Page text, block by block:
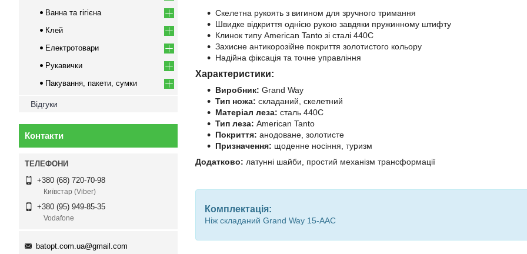
Скелетна рукоять з вигином для зручного тримання
Швидке відкриття однією рукою завдяки пружинному штифту
Клинок типу American Tanto зі сталі 440C
Захисне антикорозійне покриття золотистого кольору
Надійна фіксація та точне управління
Характеристики:
Виробник: Grand Way
Тип ножа: складаний, скелетний
Матеріал леза: сталь 440C
Тип леза: American Tanto
Покриття: анодоване, золотисте
Призначення: щоденне носіння, туризм
Додатково: латунні шайби, простий механізм трансформації
Комплектація:
Ніж складаний Grand Way 15-AAC
Ванна та гігієна
Клей
Електротовари
Рукавички
Пакування, пакети, сумки
Відгуки
Контакти
+380 (68) 720-70-98
Київстар (Viber)
+380 (95) 949-85-35
Vodafone
batopt.com.ua@gmail.com